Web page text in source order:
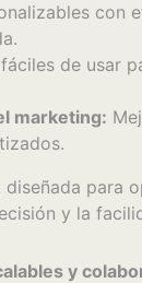
con
de usar
marketing:
para
y la
y